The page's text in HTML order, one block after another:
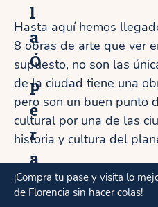
¡Compra tu pase y visita lo
de Florencia sin hacer colas!
l
a
Ó
p
e
r
a
d
Hasta aquí hemos
8 obras de arte que ver
supuesto, no son las
de la ciudad tiene una
pero son un buen punto
cultural por una de las
historia y cultura del
¿Conoces alguna de
alguna en esta lista?